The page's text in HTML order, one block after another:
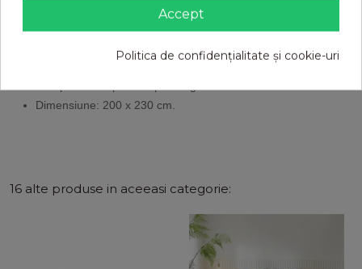
decat pana de gasca, proprietati de umplere si volum.
Compozitie husa: bumbac 100% foarte fin, anticarieni.
Dimensiune: 200 x 230 cm.
16 alte produse in aceeasi categorie:
Accept
Politica de confidențialitate și cookie-uri